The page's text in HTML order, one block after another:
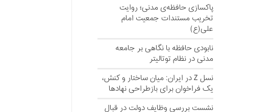
پاکسازی حافظه‌ی مدنی؛ روایت
تخریب مستندات جمعیت امام
علی(ع)
نابودی حافظه با نگاهی بر جامعه
مدنی در نظام توتالیتر
نسل‌ Z در ایران: میان ساختار و کنش،
یک فراخوان برای بازطراحی نهادها
نشست بررسی وظایف دولت در قبال